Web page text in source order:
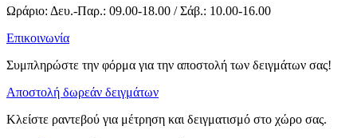
Ωράριο: Δευ.-Παρ.: 09.00-18.00 / Σάβ.: 10.00-16.00
Επικοινωνία
Συμπληρώστε την φόρμα για την αποστολή των δειγμάτων σας!
Αποστολή δωρεάν δειγμάτων
Κλείστε ραντεβού για μέτρηση και δειγματισμό στο χώρο σας.